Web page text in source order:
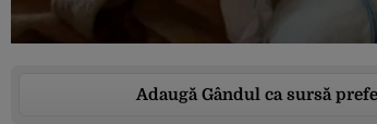
Adaugă Gândul ca sursă